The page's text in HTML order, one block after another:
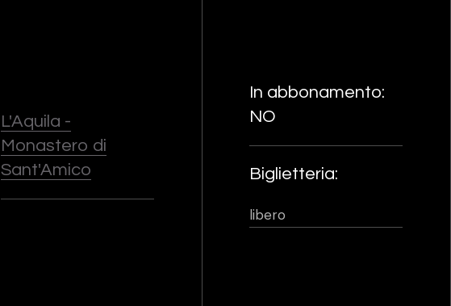
L'Aquila -
Monastero di
Sant'Amico
In abbonamento:
NO
Biglietteria:
libero